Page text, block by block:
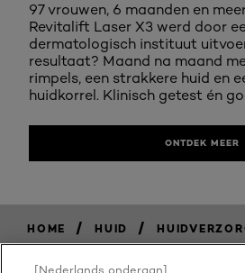
97 vrouwen, 6 maanden en
Revitalift Laser X3 werd door
dermatologisch instituut
resultaat? Maand na maand
rimpels, een strakkere huid en
huidkorrel. Klinisch getest én
ONTDEK MEER
HOME / HUID /
[Nederlands onderaan]